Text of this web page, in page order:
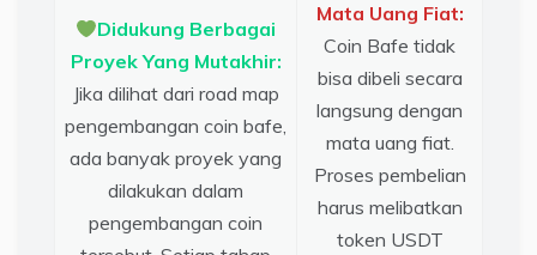
Didukung Berbagai
Proyek Yang Mutakhir:
Jika dilihat dari road map
pengembangan coin bafe,
ada banyak proyek yang
dilakukan dalam
pengembangan coin
Mata Uang Fiat:
Coin Bafe tidak
bisa dibeli secara
langsung dengan
mata uang fiat.
Proses pembelian
harus melibatkan
token USDT